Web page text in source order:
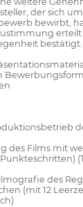
der sich
bewirbt,
bestätigt.
des Films mit
Punkteschritten)
des
(mit 12